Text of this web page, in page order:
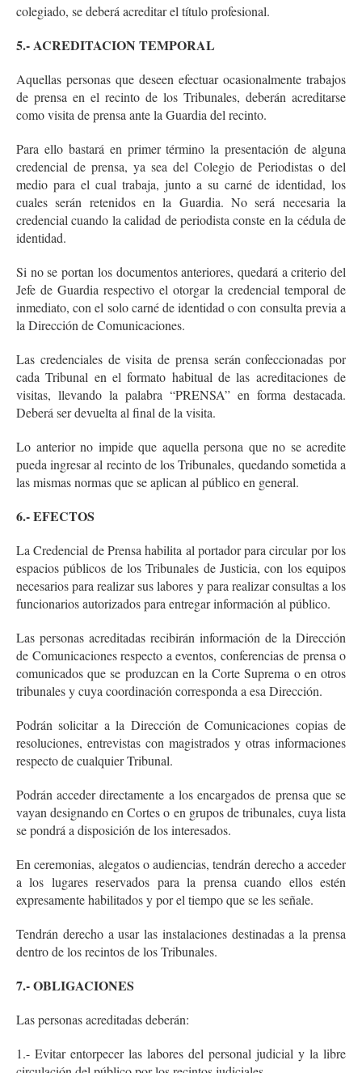
colegiado, se deberá acreditar el título profesional.
5.- ACREDITACION TEMPORAL
Aquellas personas que deseen efectuar ocasionalmente trabajos
de prensa en el recinto de los Tribunales, deberán acreditarse
como visita de prensa ante la Guardia del recinto.
Para ello bastará en primer término la presentación de alguna
credencial de prensa, ya sea del Colegio de Periodistas o del
medio para el cual trabaja, junto a su carné de identidad, los
cuales serán retenidos en la Guardia. No será necesaria la
credencial cuando la calidad de periodista conste en la cédula de
identidad.
Si no se portan los documentos anteriores, quedará a criterio del
Jefe de Guardia respectivo el otorgar la credencial temporal de
inmediato, con el solo carné de identidad o con consulta previa a
la Dirección de Comunicaciones.
Las credenciales de visita de prensa serán confeccionadas por
cada Tribunal en el formato habitual de las acreditaciones de
visitas, llevando la palabra “PRENSA” en forma destacada.
Deberá ser devuelta al final de la visita.
Lo anterior no impide que aquella persona que no se acredite
pueda ingresar al recinto de los Tribunales, quedando sometida a
las mismas normas que se aplican al público en general.
6.- EFECTOS
La Credencial de Prensa habilita al portador para circular por los
espacios públicos de los Tribunales de Justicia, con los equipos
necesarios para realizar sus labores y para realizar consultas a los
funcionarios autorizados para entregar información al público.
Las personas acreditadas recibirán información de la Dirección
de Comunicaciones respecto a eventos, conferencias de prensa o
comunicados que se produzcan en la Corte Suprema o en otros
tribunales y cuya coordinación corresponda a esa Dirección.
Podrán solicitar a la Dirección de Comunicaciones copias de
resoluciones, entrevistas con magistrados y otras informaciones
respecto de cualquier Tribunal.
Podrán acceder directamente a los encargados de prensa que se
vayan designando en Cortes o en grupos de tribunales, cuya lista
se pondrá a disposición de los interesados.
En ceremonias, alegatos o audiencias, tendrán derecho a acceder
a los lugares reservados para la prensa cuando ellos estén
expresamente habilitados y por el tiempo que se les señale.
Tendrán derecho a usar las instalaciones destinadas a la prensa
dentro de los recintos de los Tribunales.
7.- OBLIGACIONES
Las personas acreditadas deberán:
1.- Evitar entorpecer las labores del personal judicial y la libre